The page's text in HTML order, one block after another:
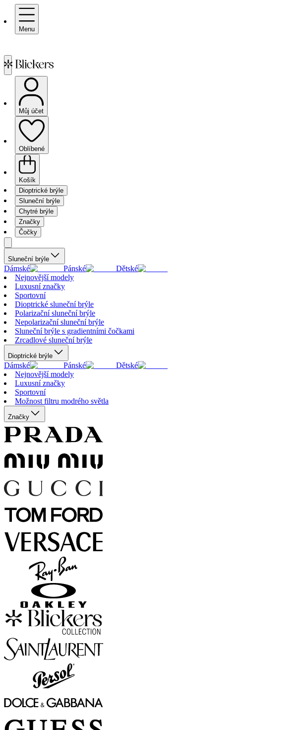
Menu
Můj účet
Oblíbené
Košík
Dioptrické brýle
Sluneční brýle
Chytré brýle
Značky
Čočky
Sluneční brýle
Dámské Pánské
Dětské
Nejnovější modely
Luxusní značky
Sportovní
Dioptrické sluneční brýle
Polarizační sluneční brýle
Nepolarizační sluneční brýle
Sluneční brýle s gradientními čočkami
Zrcadlové sluneční brýle
Dioptrické brýle
Dámské Pánské
Dětské
Nejnovější modely
Luxusní značky
Sportovní
Možnost filtru modrého světla
Značky